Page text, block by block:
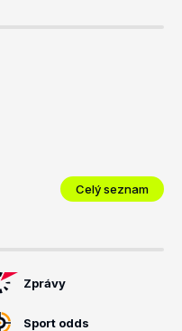
Celý seznam
Zprávy
Sport odds